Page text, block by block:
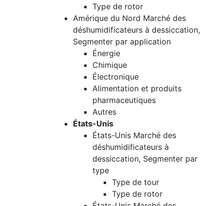
Type de rotor
Amérique du Nord Marché des
déshumidificateurs à dessiccation,
Segmenter par application
Énergie
Chimique
Électronique
Alimentation et produits
pharmaceutiques
Autres
États-Unis
États-Unis Marché des
déshumidificateurs à
dessiccation, Segmenter par
type
Type de tour
Type de rotor